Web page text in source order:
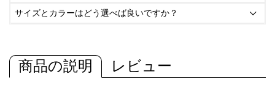
サイズとカラーはどう選べば良いですか？ 
商品の説明 レビュー